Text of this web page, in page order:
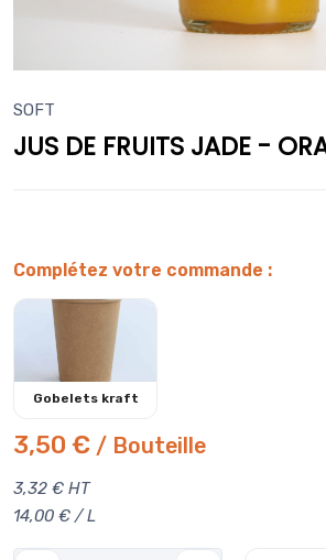
SOFT
JUS DE FRUITS JADE -
Complétez votre commande :
Gobelets kraft
3,50 € / Bouteille
3,32 € HT
14,00 € / L